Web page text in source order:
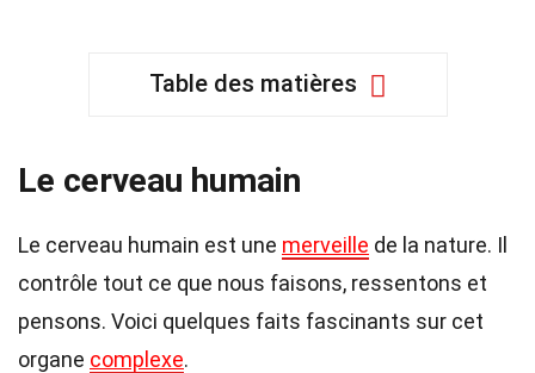
Table des matières
Le cerveau humain
Le cerveau humain est une merveille de la nature. Il
contrôle tout ce que nous faisons, ressentons et
pensons. Voici quelques faits fascinants sur cet
organe complexe.